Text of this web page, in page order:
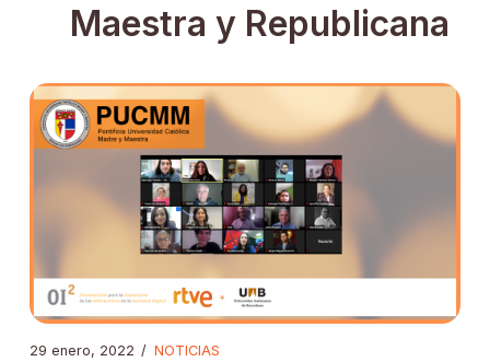
Maestra y Republicana
29 enero, 2022 / NOTICIAS